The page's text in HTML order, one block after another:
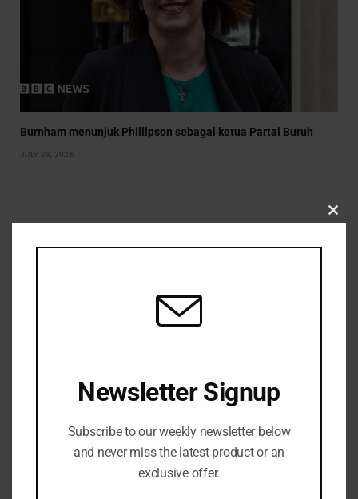
Burnham menunjuk Phillipson sebagai ketua Partai Buruh
JULY 28, 2026
Menolak Pasrah di Usia Senja: Kisah 55 Lansia Bontang
JULY 13, 2026
Newsletter Signup
Subscribe to our weekly newsletter below
and never miss the latest product or an
exclusive offer.